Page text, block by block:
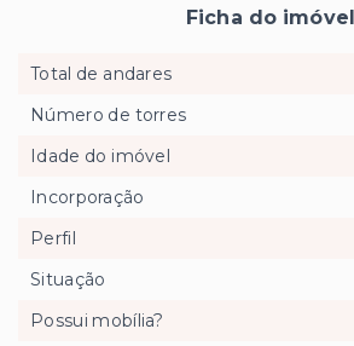
Ficha do imóvel
Total de andares
Número de torres
Idade do imóvel
Incorporação
Perfil
Situação
Possui mobília?